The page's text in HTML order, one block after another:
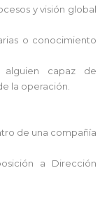
y visión global
o conocimiento
alguien capaz de
la operación.
de una compañía
a Dirección